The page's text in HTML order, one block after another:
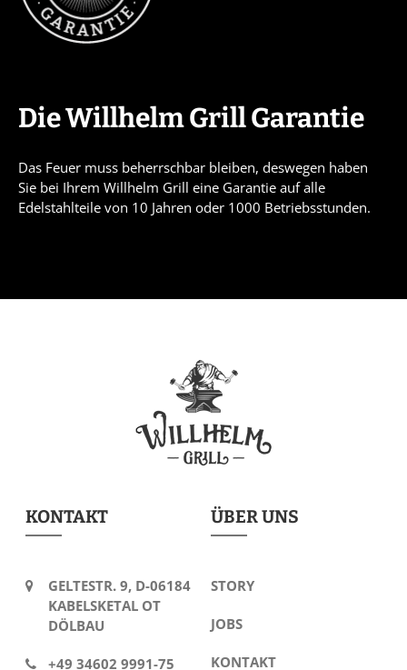
Die Willhelm Grill Garantie
Das Feuer muss beherrschbar bleiben, deswegen haben
Sie bei Ihrem Willhelm Grill eine Garantie auf alle
Edelstahlteile von 10 Jahren oder 1000 Betriebsstunden.
KONTAKT
GELTESTR. 9, D-06184
KABELSKETAL OT
DÖLBAU
+49 34602 9991-75
ÜBER UNS
STORY
JOBS
KONTAKT